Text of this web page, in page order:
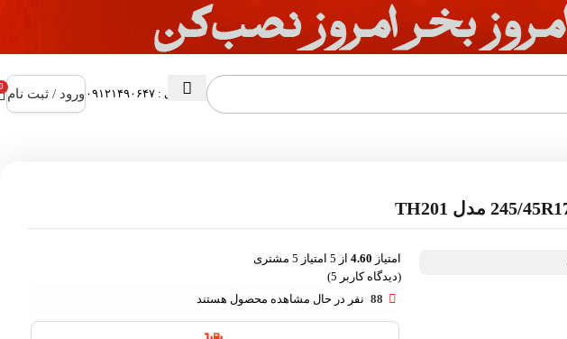
پشتیبانی : ۰۹۱۲۱۴۹۰۶۴۷ ورود / ثبت نام
امتیاز 4.60 از 5 امتیاز 5 مشتری
(دیدگاه کاربر 5
)
88 نفر در حال مشاهده محصول هستند